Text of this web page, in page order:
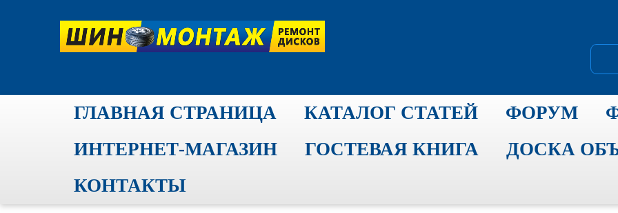
ГЛАВНАЯ СТРАНИЦА КАТАЛОГ СТАТЕЙ ФОРУМ
ИНТЕРНЕТ-МАГАЗИН
ГОСТЕВАЯ КНИГА
ДОСКА
КОНТАКТЫ